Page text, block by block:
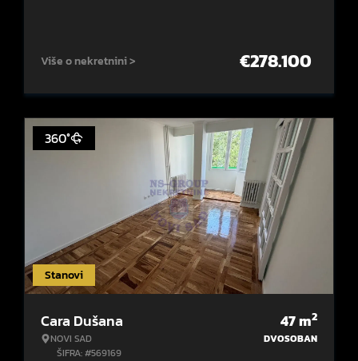
Više o nekretnini > €278.100
Stanovi
360°
Cara Dušana
NOVI SAD
ŠIFRA: #569169
47m2
DVOSOBAN